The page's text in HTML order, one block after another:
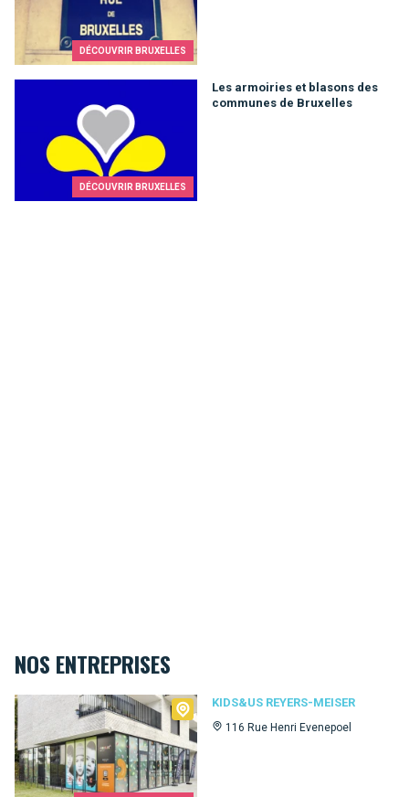
DÉCOUVRIR BRUXELLES
DÉCOUVRIR BRUXELLES
Les armoiries et blasons des
communes de Bruxelles
Les armoiries et blasons des communes de Bruxelles
NOS ENTREPRISES
KIDS&US REYERS-MEISER
116 Rue Henri Evenepoel
Kids&Us Reyers-Meiser